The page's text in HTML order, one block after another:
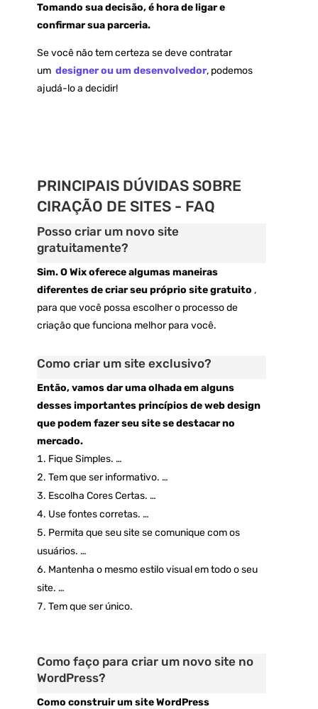
Tomando sua decisão, é hora de ligar e
confirmar sua parceria.
Se você não tem certeza se deve contratar
um designer ou um desenvolvedor, podemos
ajudá-lo a decidir!
PRINCIPAIS DÚVIDAS SOBRE
CIRAÇÃO DE SITES - FAQ
Posso criar um novo site
gratuitamente?
Sim.O Wix oferece algumas maneiras
diferentes de criar seu próprio site gratuito ,
para que você possa escolher o processo de
criação que funciona melhor para você.
Como criar um site exclusivo?
Então, vamos dar uma olhada em alguns
desses importantes princípios de web design
que podem fazer seu site se destacar no
mercado.
Fique Simples. …
Tem que ser informativo. …
Escolha Cores Certas. …
Use fontes corretas. …
Permita que seu site se comunique com os
usuários. …
Mantenha o mesmo estilo visual em todo o seu
site. …
Tem que ser único.
Como faço para criar um novo site no
WordPress?
Como construir um site WordPress